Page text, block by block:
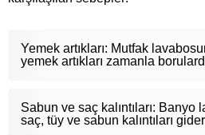
Yemek artıkları: Mutfak
yemek artıkları zamanla
Sabun ve saç kalıntıları:
saç, tüy ve sabun kalıntıları